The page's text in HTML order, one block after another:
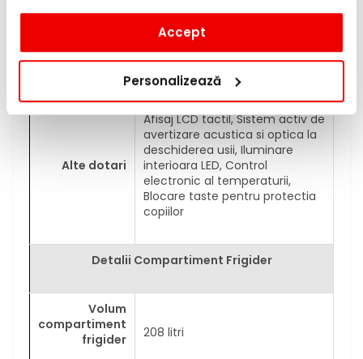
Accept
Personalizează
rafturile de sticla pot fi
indepartate, astfel incat
alimentele de volum mare pot
fi si ele congelate fara
probleme
Alte dotari
Afisaj LCD tactil, Sistem activ de
avertizare acustica si optica la
deschiderea usii, Iluminare
interioara LED, Control
electronic al temperaturii,
Blocare taste pentru protectia
copiilor
Detalii Compartiment Frigider
Volum
compartiment
frigider
208 litri